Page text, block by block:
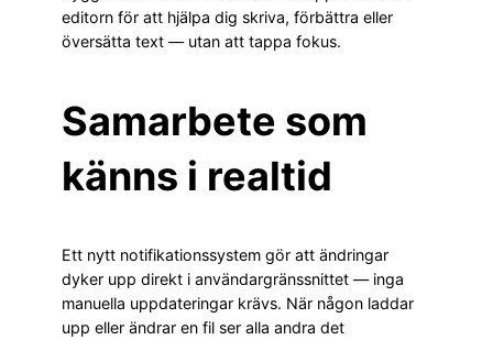
editorn för att hjälpa dig skriva, förbättra eller
översätta text — utan att tappa fokus.
Samarbete som
känns i realtid
Ett nytt notifikationssystem gör att ändringar
dyker upp direkt i användargränssnittet — inga
manuella uppdateringar krävs. När någon laddar
upp eller ändrar en fil ser alla andra det